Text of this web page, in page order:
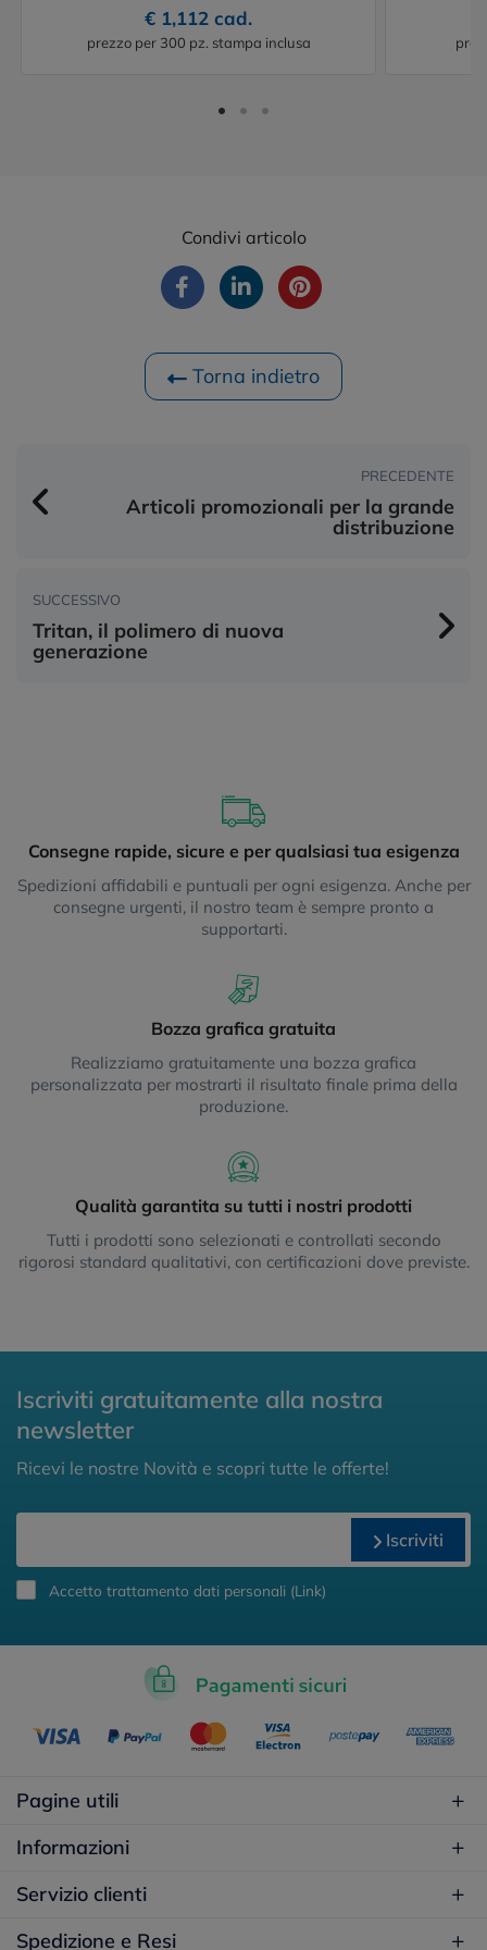
€ 1,112 cad.
prezzo per 300 pz. stampa inclusa
Condivi articolo
Torna indietro
PRECEDENTE
Articoli promozionali per la grande
distribuzione
SUCCESSIVO
Tritan, il polimero di nuova
generazione
Consegne rapide, sicure e per qualsiasi tua esigenza
Spedizioni affidabili e puntuali per ogni esigenza. Anche per
consegne urgenti, il nostro team è sempre pronto a
supportarti.
Bozza grafica gratuita
Realizziamo gratuitamente una bozza grafica
personalizzata per mostrarti il risultato finale prima della
produzione.
Qualità garantita su tutti i nostri prodotti
Tutti i prodotti sono selezionati e controllati secondo
rigorosi standard qualitativi, con certificazioni dove previste.
Iscriviti gratuitamente alla nostra
newsletter
Ricevi le nostre Novità e scopri tutte le offerte!
Iscriviti
Accetto trattamento dati personali (Link)
Pagine utili
Informazioni
Servizio clienti
Spedizione e Resi